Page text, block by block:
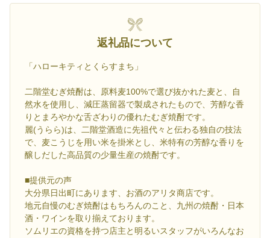
返礼品について
「ハローキティとくらすまち」
二階堂むぎ焼酎は、原料麦100%で選び抜かれた麦と、自
然水を使用し、減圧蒸留器で製成されたもので、芳醇な香
りとまろやかな舌ざわりの優れたむぎ焼酎です。
麗(うらら)は、二階堂酒造に先祖代々と伝わる独自の技法
で、麦こうじを用い米を掛米とし、米特有の芳醇な香りを
醸しだした高品質の少量生産の焼酎です。
■提供元の声
大分県日出町にあります、お酒のアリタ商店です。
地元自慢のむぎ焼酎はもちろんのこと、九州の焼酎・日本
酒・ワインを取り揃えております。
ソムリエの資格を持つ店主と明るいスタッフがいろんなお